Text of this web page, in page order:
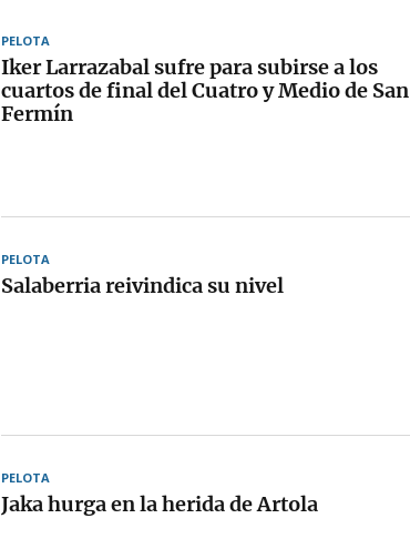
PELOTA
Iker Larrazabal sufre para subirse a los
cuartos de final del Cuatro y Medio de San
Fermín
PELOTA
Salaberria reivindica su nivel
PELOTA
Jaka hurga en la herida de Artola